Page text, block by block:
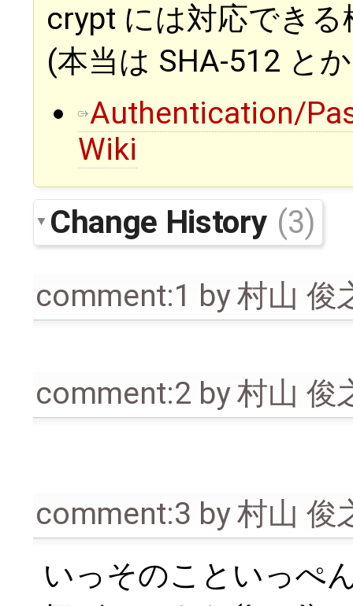
crypt には対応できる
(本当は SHA-512 と
Authentication/
Wiki
Change History (3)
comment:1 by村山 俊
comment:2 by村山 俊
comment:3 by村山 俊
いっそのこといっぺ